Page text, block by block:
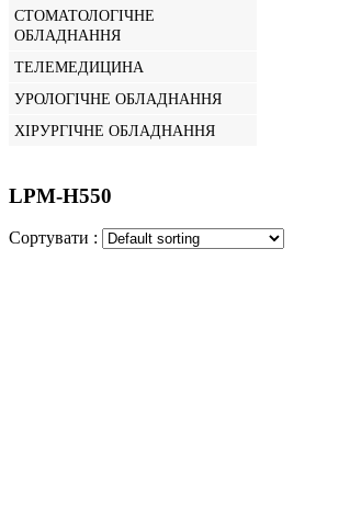
СТОМАТОЛОГІЧНЕ
ОБЛАДНАННЯ
ТЕЛЕМЕДИЦИНА
УРОЛОГІЧНЕ ОБЛАДНАННЯ
ХІРУРГІЧНЕ ОБЛАДНАННЯ
LPM-H550
Сортувати :